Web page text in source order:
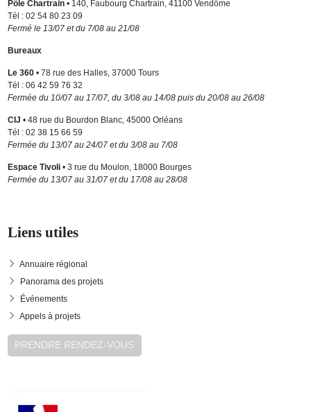
Pôle Chartrain• 140, Faubourg Chartrain, 41100 Vendôme
Tél : 02 54 80 23 09
Fermé le 13/07 et du 7/08 au 21/08
Bureaux
Le 360• 78 rue des Halles, 37000 Tours
Tél : 06 42 59 76 32
Fermée du 10/07 au 17/07, du 3/08 au 14/08 puis du 20/08 au 26/08
CIJ • 48 rue du Bourdon Blanc, 45000 Orléans
Tél : 02 38 15 66 59
Fermée du 13/07 au 24/07 et du 3/08 au 7/08
Espace Tivoli• 3 rue du Moulon, 18000 Bourges
Fermée du 13/07 au 31/07 et du 17/08 au 28/08
Liens utiles
Annuaire régional
Panorama des projets
Événements
Appels à projets
PRENDRE RENDEZ-VOUS